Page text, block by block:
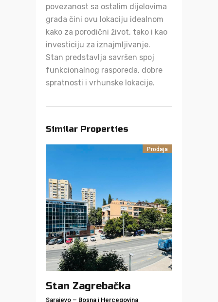
povezanost sa ostalim dijelovima
grada čini ovu lokaciju idealnom
kako za porodični život, tako i kao
investiciju za iznajmljivanje.
Stan predstavlja savršen spoj
funkcionalnog rasporeda, dobre
spratnosti i vrhunske lokacije.
Similar Properties
Prodaja
Stan Zagrebačka
Sarajevo – Bosna i Hercegovina